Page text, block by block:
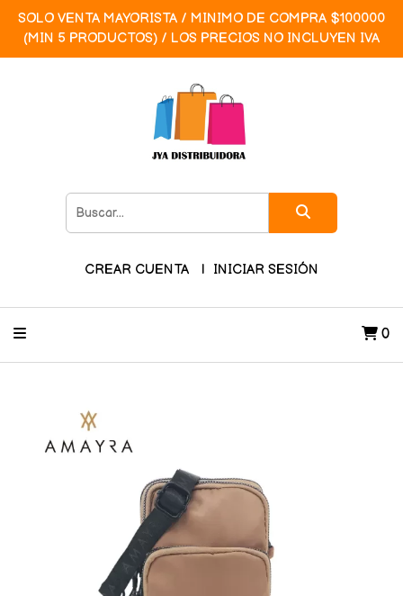
SOLO VENTA MAYORISTA / MINIMO DE COMPRA $100000
(MIN 5 PRODUCTOS) / LOS PRECIOS NO INCLUYEN IVA
CREAR CUENTA INICIAR SESIÓN
0